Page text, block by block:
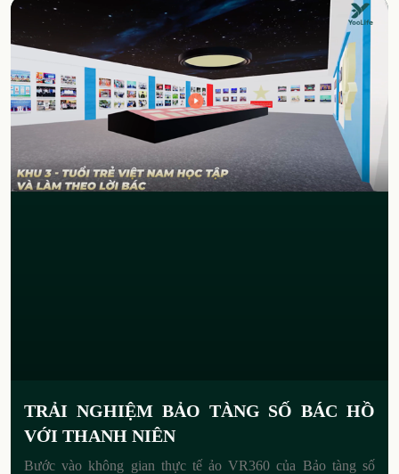
TRẢI NGHIỆM BẢO TÀNG SỐ BÁC HỒ
VỚI THANH NIÊN
Bước vào không gian thực tế ảo VR360 của Bảo tàng số